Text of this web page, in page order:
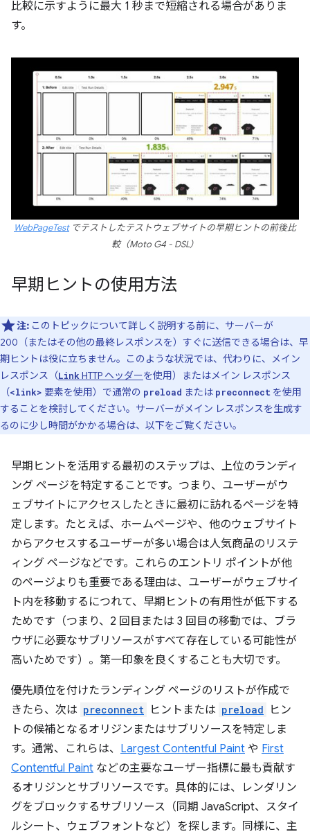
比較に示すように最大 1 秒まで短縮される場合がありま
す。
WebPageTestでテストしたテストウェブサイトの早期ヒントの前後比
較（Moto G4 - DSL）
早期ヒントの使用方法
注: このトピックについて詳しく説明する前に、サーバーが
200（またはその他の最終レスポンスを）すぐに送信できる場合は、早
期ヒントは役に立ちません。このような状況では、代わりに、メイン
レスポンス（Link HTTP ヘッダーを使用）またはメイン レスポンス
（<link> 要素を使用）で通常の preload または preconnect を使用
することを検討してください。サーバーがメイン レスポンスを生成す
るのに少し時間がかかる場合は、以下をご覧ください。
早期ヒントを活用する最初のステップは、上位のランディ
ング ページを特定することです。つまり、ユーザーがウ
ェブサイトにアクセスしたときに最初に訪れるページを特
定します。たとえば、ホームページや、他のウェブサイト
からアクセスするユーザーが多い場合は人気商品のリステ
ィング ページなどです。これらのエントリ ポイントが他
のページよりも重要である理由は、ユーザーがウェブサイ
ト内を移動するにつれて、早期ヒントの有用性が低下する
ためです（つまり、2 回目または 3 回目の移動では、ブラ
ウザに必要なサブリソースがすべて存在している可能性が
高いためです）。第一印象を良くすることも大切です。
優先順位を付けたランディング ページのリストが作成で
きたら、次は preconnect ヒントまたは preload
ヒン
トの候補となるオリジンまたはサブリソースを特定しま
す。通常、これらは、 Largest Contentful Paint や First
Contentful Paint などの主要なユーザー指標に最も貢献す
るオリジンとサブリソースです。具体的には、レンダリン
グをブロックするサブリソース（同期 JavaScript、スタイ
ルシート、ウェブフォントなど）を探します。同様に、主